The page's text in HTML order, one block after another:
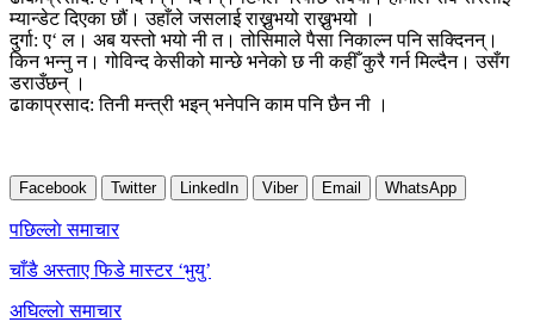
म्यान्डेट दिएका छौं। उहाँले जसलाई राख्नुभयो राख्नुभयो ।
दुर्गा: ए‘ ल। अब यस्तो भयो नी त। तोसिमाले पैसा निकाल्न पनि सक्दिनन्।
किन भन्नु न। गोविन्द केसीको मान्छे भनेको छ नी कहीँ कुरै गर्न मिल्दैन। उसँग
डराउँछन् ।
ढाकाप्रसाद: तिनी मन्त्री भइन् भनेपनि काम पनि छैन नी ।
Facebook Twitter LinkedIn Viber Email WhatsApp
Post
navigation
पछिल्लाे समाचार
चाँडै अस्ताए फिडे मास्टर ‘भुयु’
अघिल्लाे समाचार